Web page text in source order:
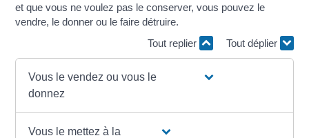
et que vous ne voulez pas le conserver, vous pouvez le
vendre, le donner ou le faire détruire.
Tout replier
Tout déplier
Vous le vendez ou vous le
donnez
Vous le mettez à la